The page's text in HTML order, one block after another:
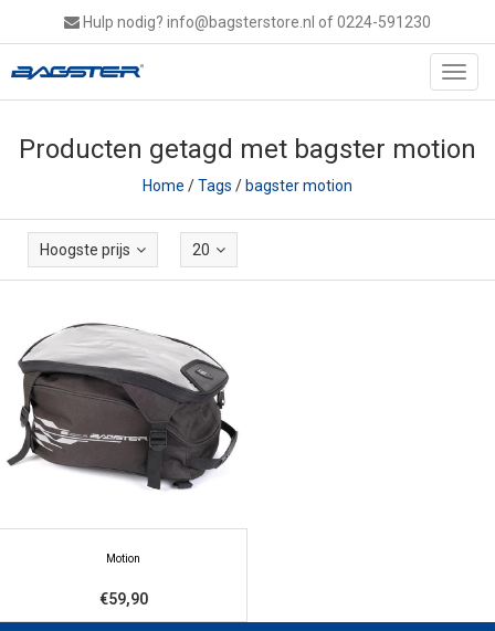
Hulp nodig? info@bagsterstore.nl of 0224-591230
Producten getagd met bagster motion
Home /Tags /bagster motion
Hoogste prijs 20
Motion
€59,90